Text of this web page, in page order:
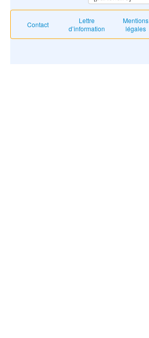
Contact
Lettre
d’information
Mentions
légales